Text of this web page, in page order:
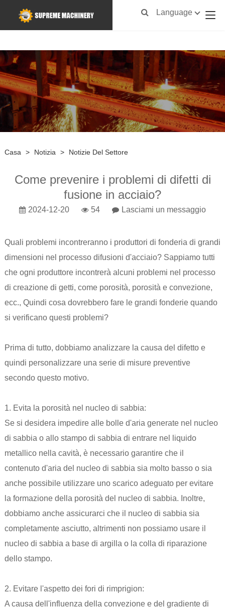
Language
Casa > Notizia > Notizie Del Settore
Come prevenire i problemi di difetti di
fusione in acciaio?
2024-12-20 54 Lasciami un messaggio
Quali problemi incontreranno i produttori di fonderia di grandi
dimensioni nel processo difusioni d'acciaio? Sappiamo tutti
che ogni produttore incontrerà alcuni problemi nel processo
di creazione di getti, come porosità, porosità e convezione,
ecc., Quindi cosa dovrebbero fare le grandi fonderie quando
si verificano questi problemi?
Prima di tutto, dobbiamo analizzare la causa del difetto e
quindi personalizzare una serie di misure preventive
secondo questo motivo.
1. Evita la porosità nel nucleo di sabbia:
Se si desidera impedire alle bolle d'aria generate nel nucleo
di sabbia o allo stampo di sabbia di entrare nel liquido
metallico nella cavità, è necessario garantire che il
contenuto d'aria del nucleo di sabbia sia molto basso o sia
anche possibile utilizzare uno scarico adeguato per evitare
la formazione della porosità del nucleo di sabbia. Inoltre,
dobbiamo anche assicurarci che il nucleo di sabbia sia
completamente asciutto, altrimenti non possiamo usare il
nucleo di sabbia a base di argilla o la colla di riparazione
dello stampo.
2. Evitare l'aspetto dei fori di rimprigion:
A causa dell'influenza della convezione e del gradiente di